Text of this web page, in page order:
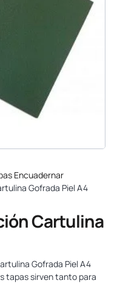
Encuadernar
Gofrada Piel A4
Cartulina
Gofrada Piel A4
tapas sirven tanto para